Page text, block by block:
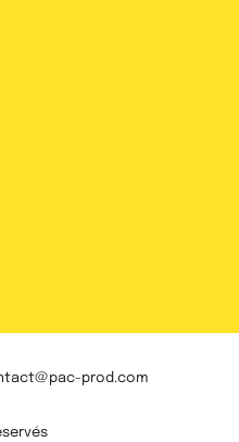
prod.com